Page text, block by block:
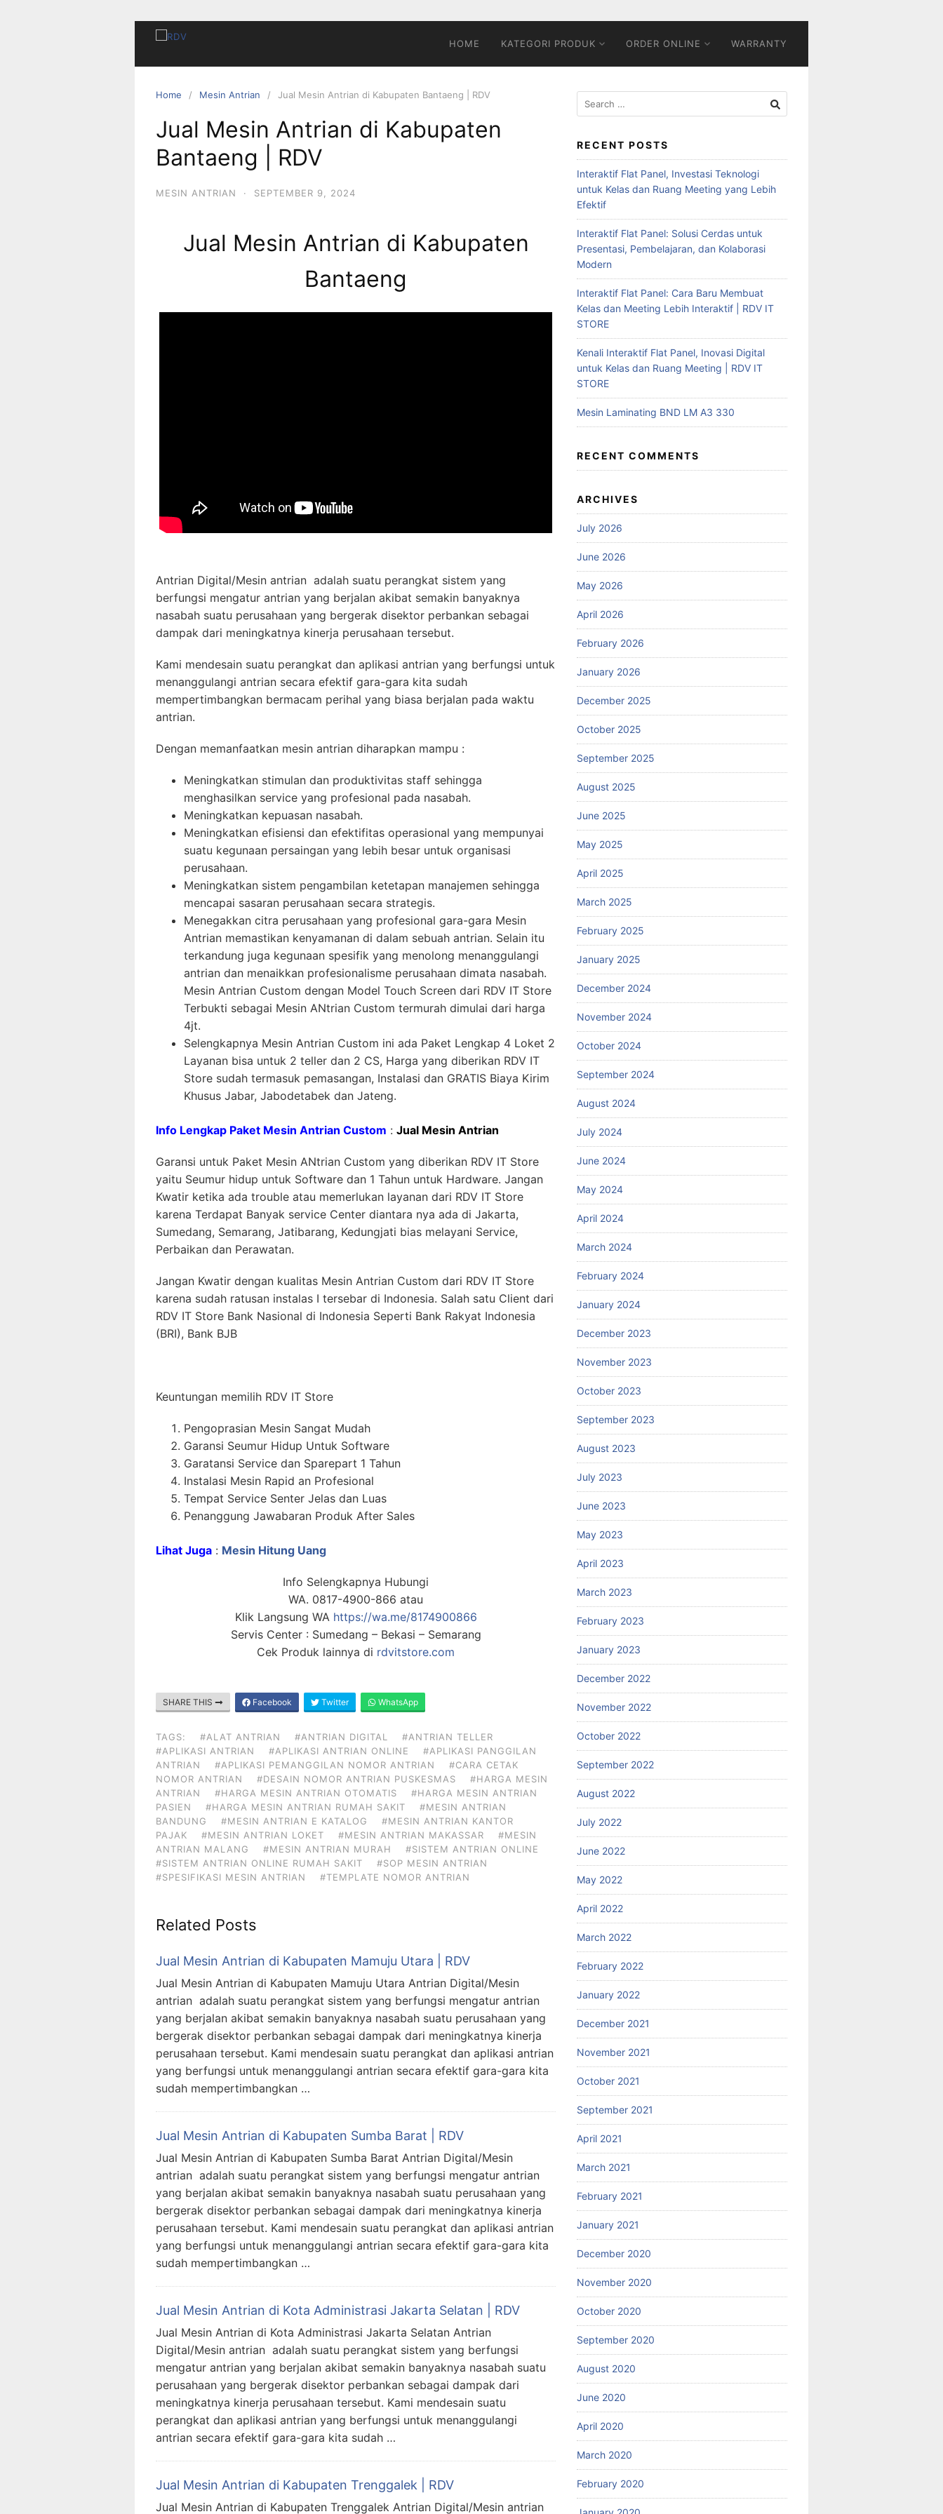
HOME KATEGORI PRODUK ORDER ONLINE WARRANTY
Home Mesin Antrian Jual Mesin Antrian di Kabupaten Bantaeng | RDV
Jual Mesin Antrian di Kabupaten
Bantaeng | RDV
MESIN ANTRIAN · SEPTEMBER 9, 2024
Jual Mesin Antrian di Kabupaten
Bantaeng
Antrian Digital/Mesin antrian adalah suatu perangkat sistem yang
berfungsi mengatur antrian yang berjalan akibat semakin banyaknya
nasabah suatu perusahaan yang bergerak disektor perbankan sebagai
dampak dari meningkatnya kinerja perusahaan tersebut.
Kami mendesain suatu perangkat dan aplikasi antrian yang berfungsi untuk
menanggulangi antrian secara efektif gara-gara kita sudah
mempertimbangkan bermacam perihal yang biasa berjalan pada waktu
antrian.
Dengan memanfaatkan mesin antrian diharapkan mampu :
Meningkatkan stimulan dan produktivitas staff sehingga
menghasilkan service yang profesional pada nasabah.
Meningkatkan kepuasan nasabah.
Meningkatkan efisiensi dan efektifitas operasional yang mempunyai
suatu kegunaan persaingan yang lebih besar untuk organisasi
perusahaan.
Meningkatkan sistem pengambilan ketetapan manajemen sehingga
mencapai sasaran perusahaan secara strategis.
Menegakkan citra perusahaan yang profesional gara-gara Mesin
Antrian memastikan kenyamanan di dalam sebuah antrian. Selain itu
terkandung juga kegunaan spesifik yang menolong menanggulangi
antrian dan menaikkan profesionalisme perusahaan dimata nasabah.
Mesin Antrian Custom dengan Model Touch Screen dari RDV IT Store
Terbukti sebagai Mesin ANtrian Custom termurah dimulai dari harga
4jt.
Selengkapnya Mesin Antrian Custom ini ada Paket Lengkap 4 Loket 2
Layanan bisa untuk 2 teller dan 2 CS, Harga yang diberikan RDV IT
Store sudah termasuk pemasangan, Instalasi dan GRATIS Biaya Kirim
Khusus Jabar, Jabodetabek dan Jateng.
Info Lengkap Paket Mesin Antrian Custom : Jual Mesin Antrian
Garansi untuk Paket Mesin ANtrian Custom yang diberikan RDV IT Store
yaitu Seumur hidup untuk Software dan 1 Tahun untuk Hardware. Jangan
Kwatir ketika ada trouble atau memerlukan layanan dari RDV IT Store
karena Terdapat Banyak service Center diantara nya ada di Jakarta,
Sumedang, Semarang, Jatibarang, Kedungjati bias melayani Service,
Perbaikan dan Perawatan.
Jangan Kwatir dengan kualitas Mesin Antrian Custom dari RDV IT Store
karena sudah ratusan instalas I tersebar di Indonesia. Salah satu Client dari
RDV IT Store Bank Nasional di Indonesia Seperti Bank Rakyat Indonesia
(BRI), Bank BJB
Keuntungan memilih RDV IT Store
Pengoprasian Mesin Sangat Mudah
Garansi Seumur Hidup Untuk Software
Garatansi Service dan Sparepart 1 Tahun
Instalasi Mesin Rapid an Profesional
Tempat Service Senter Jelas dan Luas
Penanggung Jawabaran Produk After Sales
Lihat Juga : Mesin Hitung Uang
Info Selengkapnya Hubungi
WA. 0817-4900-866 atau
Klik Langsung WA https://wa.me/8174900866
Servis Center : Sumedang – Bekasi – Semarang
Cek Produk lainnya di rdvitstore.com
SHARE THIS Facebook Twitter WhatsApp
TAGS: #ALAT ANTRIAN #ANTRIAN DIGITAL
#ANTRIAN TELLER
#APLIKASI ANTRIAN
#APLIKASI ANTRIAN ONLINE
#APLIKASI PANGGILAN
ANTRIAN
#APLIKASI PEMANGGILAN NOMOR ANTRIAN
#CARA CETAK
NOMOR ANTRIAN
#DESAIN NOMOR ANTRIAN PUSKESMAS
#HARGA MESIN
ANTRIAN
#HARGA MESIN ANTRIAN OTOMATIS
#HARGA MESIN ANTRIAN
PASIEN
#HARGA MESIN ANTRIAN RUMAH SAKIT
#MESIN ANTRIAN
BANDUNG
#MESIN ANTRIAN E KATALOG
#MESIN ANTRIAN KANTOR
PAJAK
#MESIN ANTRIAN LOKET #MESIN ANTRIAN MAKASSAR
#MESIN
ANTRIAN MALANG
#MESIN ANTRIAN MURAH
#SISTEM ANTRIAN ONLINE
#SISTEM ANTRIAN ONLINE RUMAH SAKIT
#SOP MESIN ANTRIAN
#SPESIFIKASI MESIN ANTRIAN
#TEMPLATE NOMOR ANTRIAN
Related Posts
Jual Mesin Antrian di Kabupaten Mamuju Utara | RDV
Jual Mesin Antrian di Kabupaten Mamuju Utara Antrian Digital/Mesin
antrian adalah suatu perangkat sistem yang berfungsi mengatur antrian
yang berjalan akibat semakin banyaknya nasabah suatu perusahaan yang
bergerak disektor perbankan sebagai dampak dari meningkatnya kinerja
perusahaan tersebut. Kami mendesain suatu perangkat dan aplikasi antrian
yang berfungsi untuk menanggulangi antrian secara efektif gara-gara kita
sudah mempertimbangkan …
Jual Mesin Antrian di Kabupaten Sumba Barat | RDV
Jual Mesin Antrian di Kabupaten Sumba Barat Antrian Digital/Mesin
antrian adalah suatu perangkat sistem yang berfungsi mengatur antrian
yang berjalan akibat semakin banyaknya nasabah suatu perusahaan yang
bergerak disektor perbankan sebagai dampak dari meningkatnya kinerja
perusahaan tersebut. Kami mendesain suatu perangkat dan aplikasi antrian
yang berfungsi untuk menanggulangi antrian secara efektif gara-gara kita
sudah mempertimbangkan …
Jual Mesin Antrian di Kota Administrasi Jakarta Selatan | RDV
Jual Mesin Antrian di Kota Administrasi Jakarta Selatan Antrian
Digital/Mesin antrian adalah suatu perangkat sistem yang berfungsi
mengatur antrian yang berjalan akibat semakin banyaknya nasabah suatu
perusahaan yang bergerak disektor perbankan sebagai dampak dari
meningkatnya kinerja perusahaan tersebut. Kami mendesain suatu
perangkat dan aplikasi antrian yang berfungsi untuk menanggulangi
antrian secara efektif gara-gara kita sudah …
Jual Mesin Antrian di Kabupaten Trenggalek | RDV
Jual Mesin Antrian di Kabupaten Trenggalek Antrian Digital/Mesin antrian
RECENT POSTS
Interaktif Flat Panel, Investasi Teknologi
untuk Kelas dan Ruang Meeting yang Lebih
Efektif
Interaktif Flat Panel: Solusi Cerdas untuk
Presentasi, Pembelajaran, dan Kolaborasi
Modern
Interaktif Flat Panel: Cara Baru Membuat
Kelas dan Meeting Lebih Interaktif | RDV IT
STORE
Kenali Interaktif Flat Panel, Inovasi Digital
untuk Kelas dan Ruang Meeting | RDV IT
STORE
Mesin Laminating BND LM A3 330
RECENT COMMENTS
ARCHIVES
July 2026
June 2026
May 2026
April 2026
February 2026
January 2026
December 2025
October 2025
September 2025
August 2025
June 2025
May 2025
April 2025
March 2025
February 2025
January 2025
December 2024
November 2024
October 2024
September 2024
August 2024
July 2024
June 2024
May 2024
April 2024
March 2024
February 2024
January 2024
December 2023
November 2023
October 2023
September 2023
August 2023
July 2023
June 2023
May 2023
April 2023
March 2023
February 2023
January 2023
December 2022
November 2022
October 2022
September 2022
August 2022
July 2022
June 2022
May 2022
April 2022
March 2022
February 2022
January 2022
December 2021
November 2021
October 2021
September 2021
April 2021
March 2021
February 2021
January 2021
December 2020
November 2020
October 2020
September 2020
August 2020
June 2020
April 2020
March 2020
February 2020